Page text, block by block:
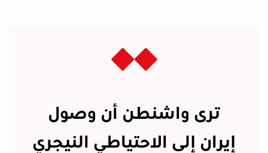
ترى واشنطن أن وصول
إيران إلى الاحتياطي النيجري